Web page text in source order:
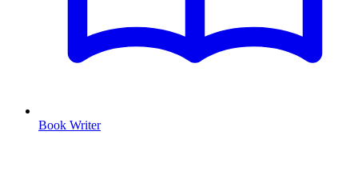
Book Writer